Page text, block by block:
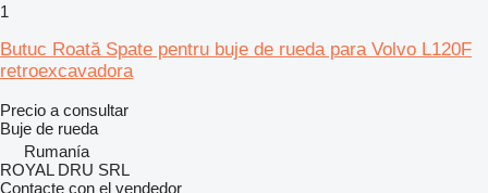
1
Butuc Roată Spate pentru buje de rueda para Volvo L120F
retroexcavadora
Precio a consultar
Buje de rueda
Rumanía
ROYAL DRU SRL
Contacte con el vendedor